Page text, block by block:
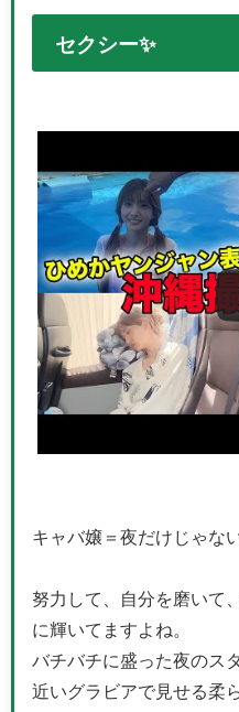
セクシー✨
キャバ嬢＝夜だけじゃな
努力して、自分を磨いて
に輝いてますよね。
バチバチに盛った夜のス
近いグラビアで見せる柔